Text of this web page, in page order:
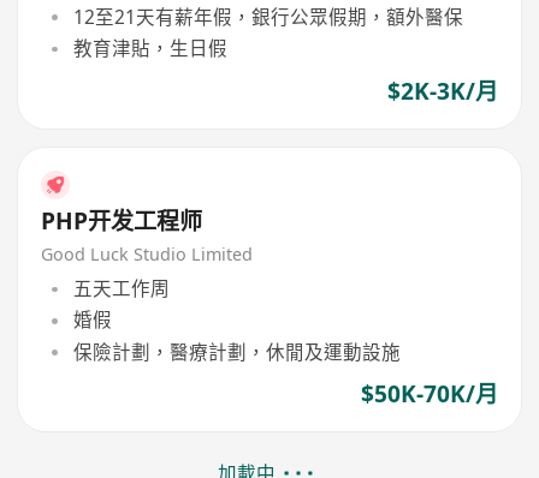
12至21天有薪年假，銀行公眾假期，額外醫保
教育津貼，生日假
$2K-3K/月
PHP开发工程师
Good Luck Studio Limited
五天工作周
婚假
保險計劃，醫療計劃，休閒及運動設施
$50K-70K/月